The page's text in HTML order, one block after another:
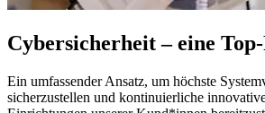
Cybersicherheit – eine
Ein umfassender Ansatz, um höchste
sicherzustellen und kontinuierliche